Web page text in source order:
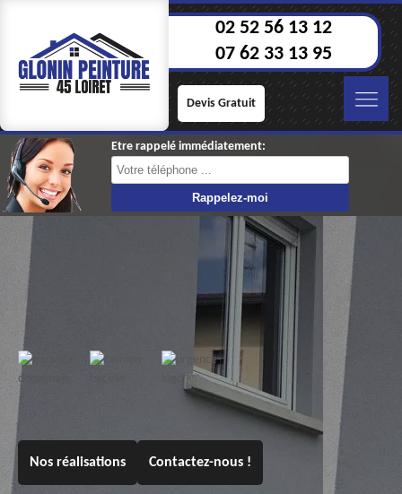
02 52 56 13 12
07 62 33 13 95
Devis Gratuit
Etre rappelé immédiatement:
Nos réalisations Contactez-nous !